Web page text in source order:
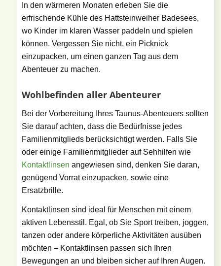
In den wärmeren Monaten erleben Sie die
erfrischende Kühle des Hattsteinweiher Badesees,
wo Kinder im klaren Wasser paddeln und spielen
können. Vergessen Sie nicht, ein Picknick
einzupacken, um einen ganzen Tag aus dem
Abenteuer zu machen.
Wohlbefinden aller Abenteurer
Bei der Vorbereitung Ihres Taunus-Abenteuers sollten
Sie darauf achten, dass die Bedürfnisse jedes
Familienmitglieds berücksichtigt werden. Falls Sie
oder einige Familienmitglieder auf Sehhilfen wie
Kontaktlinsen angewiesen sind, denken Sie daran,
genügend Vorrat einzupacken, sowie eine
Ersatzbrille.
Kontaktlinsen sind ideal für Menschen mit einem
aktiven Lebensstil. Egal, ob Sie Sport treiben, joggen,
tanzen oder andere körperliche Aktivitäten ausüben
möchten – Kontaktlinsen passen sich Ihren
Bewegungen an und bleiben sicher auf Ihren Augen.